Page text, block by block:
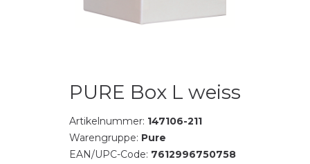
PURE Box L weiss
Artikelnummer: 147106-211
Warengruppe: Pure
EAN/UPC-Code: 7612996750758